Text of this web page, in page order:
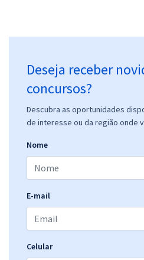
Deseja receber
concursos?
Descubra as oportunidades
de interesse ou da região onde
Nome
E-mail
Celular